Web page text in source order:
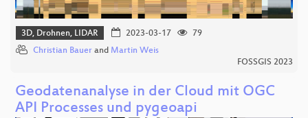
3D, Drohnen, LIDAR 2023-03-17
79
Christian Bauer and Martin Weis
FOSSGIS 2023
Geodatenanalyse in der Cloud mit OGC
API Processes und pygeoapi